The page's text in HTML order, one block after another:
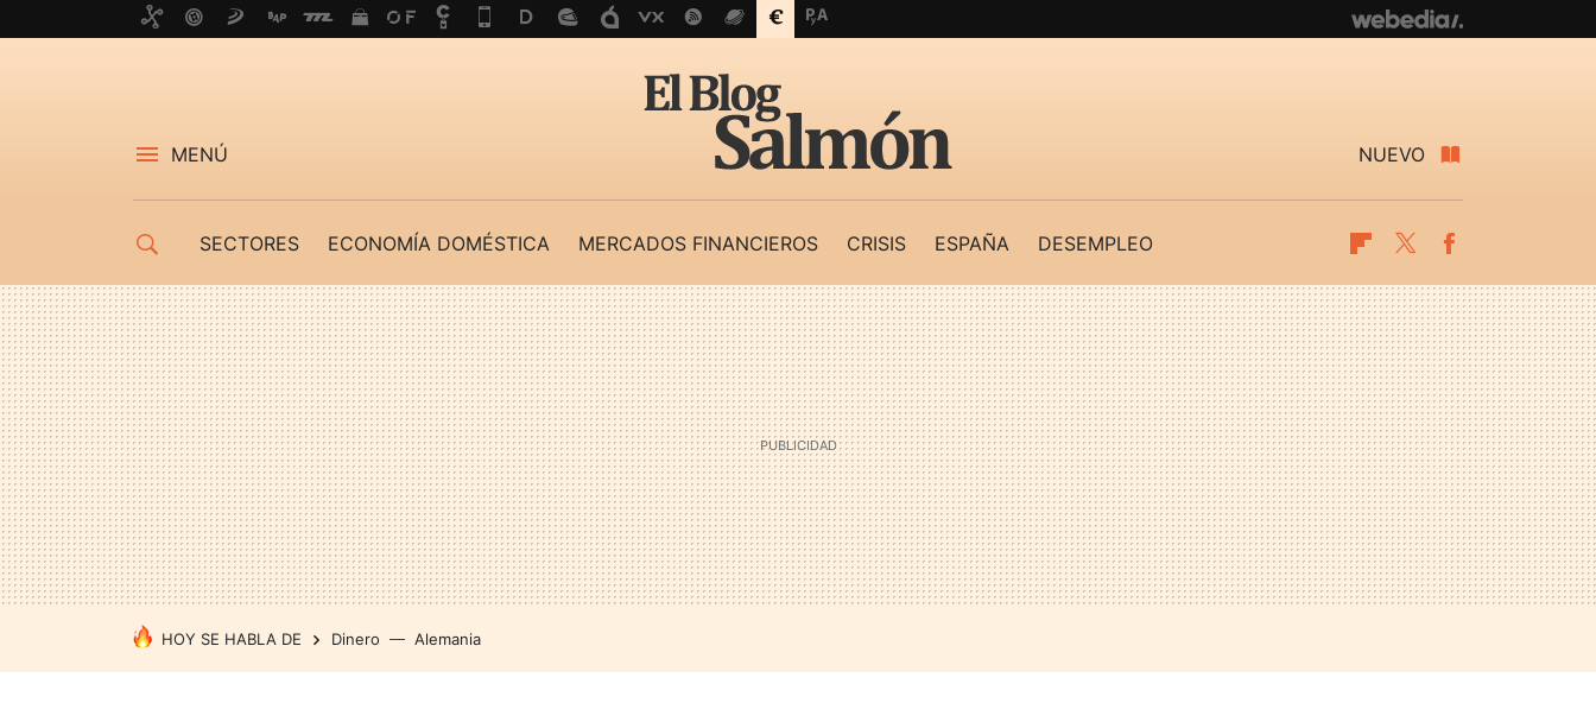
MENÚ NUEVO
SECTORES ECONOMÍA DOMÉSTICA MERCADOS FINANCIEROS CRISIS ESPAÑA DESEMPLEO Flipboard
Twitter
HOY SE HABLA DE Dinero Alemania